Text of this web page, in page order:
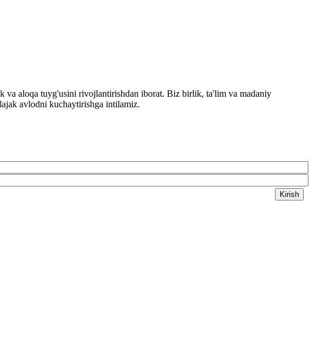
aloqa tuyg'usini rivojlantirishdan iborat. Biz birlik, ta'lim va madaniy
avlodni kuchaytirishga intilamiz.